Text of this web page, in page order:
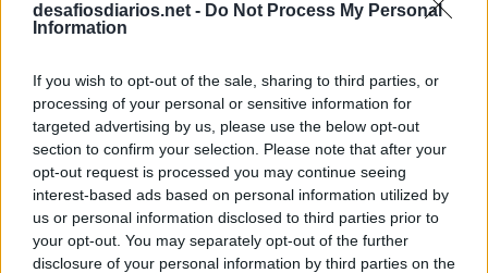
desafiosdiarios.net - Do Not Process My Personal
Information
If you wish to opt-out of the sale, sharing to third parties, or
processing of your personal or sensitive information for
targeted advertising by us, please use the below opt-out
section to confirm your selection. Please note that after your
opt-out request is processed you may continue seeing
interest-based ads based on personal information utilized by
us or personal information disclosed to third parties prior to
your opt-out. You may separately opt-out of the further
disclosure of your personal information by third parties on the
T A C O
S
I
D O L O
S
N
A P O L
I
M
I D A
S
S
A U D
A
M
O L